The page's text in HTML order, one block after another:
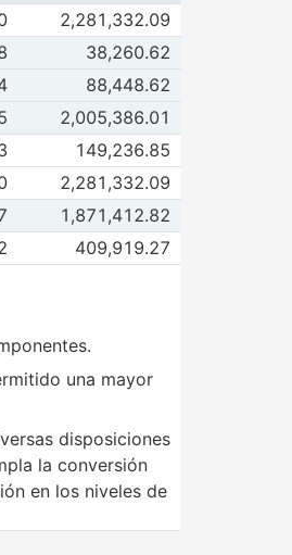
2,281,332.09
38,260.62
88,448.62
2,005,386.01
149,236.85
2,281,332.09
1,871,412.82
409,919.27
una mayor
disposiciones
la conversión
en los niveles de